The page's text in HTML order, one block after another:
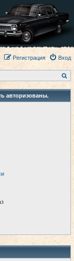
Вход
Регистрация
о
с
авторизованы.